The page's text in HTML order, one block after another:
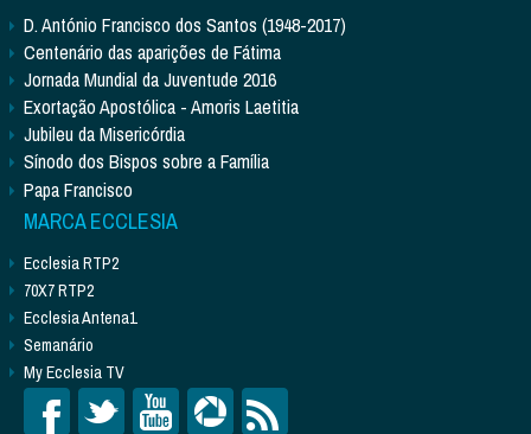
D. António Francisco dos Santos (1948-2017)
Centenário das aparições de Fátima
Jornada Mundial da Juventude 2016
Exortação Apostólica - Amoris Laetitia
Jubileu da Misericórdia
Sínodo dos Bispos sobre a Família
Papa Francisco
MARCA ECCLESIA
Ecclesia RTP2
70X7 RTP2
Ecclesia Antena1
Semanário
My Ecclesia TV